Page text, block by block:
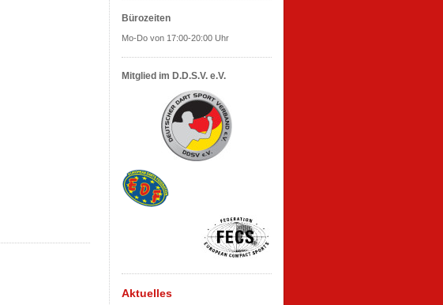
Bürozeiten
Mo-Do von 17:00-20:00 Uhr
Mitglied im D.D.S.V. e.V.
Aktuelles